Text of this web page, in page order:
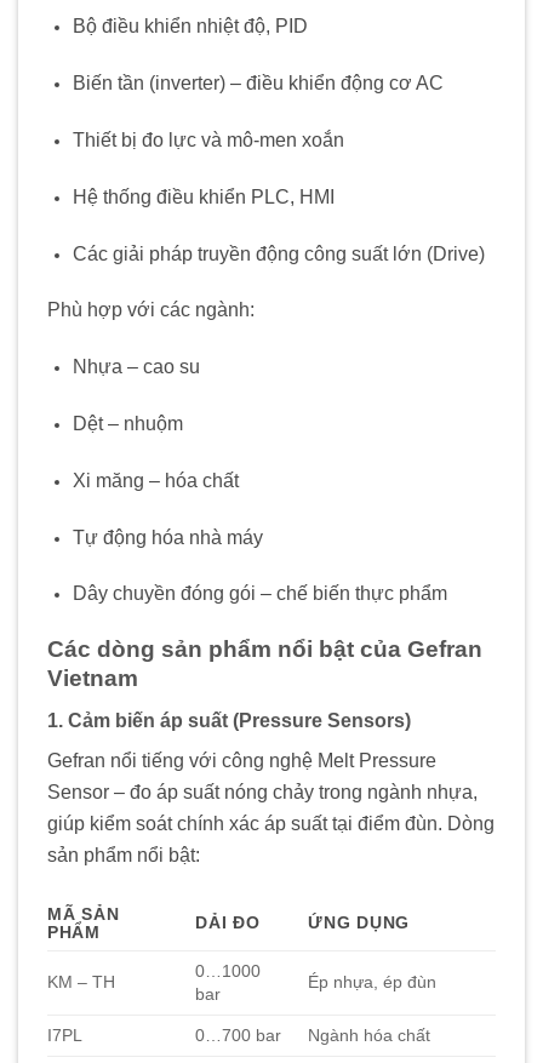
Bộ điều khiển nhiệt độ, PID
Biến tần (inverter) – điều khiển động cơ AC
Thiết bị đo lực và mô-men xoắn
Hệ thống điều khiển PLC, HMI
Các giải pháp truyền động công suất lớn (Drive)
Phù hợp với các ngành:
Nhựa – cao su
Dệt – nhuộm
Xi măng – hóa chất
Tự động hóa nhà máy
Dây chuyền đóng gói – chế biến thực phẩm
Các dòng sản phẩm nổi bật của Gefran
Vietnam
1. Cảm biến áp suất (Pressure Sensors)
Gefran nổi tiếng với công nghệ Melt Pressure
Sensor – đo áp suất nóng chảy trong ngành nhựa,
giúp kiểm soát chính xác áp suất tại điểm đùn. Dòng
sản phẩm nổi bật:
MÃ SẢN
PHẨM
DẢI ĐO ỨNG DỤNG
KM – TH
0…1000
bar
Ép nhựa, ép đùn
I7PL 0…700 bar Ngành hóa chất